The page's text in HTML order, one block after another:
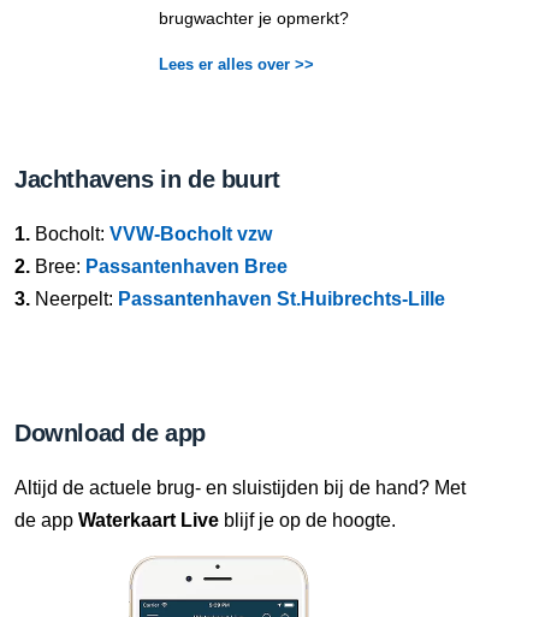
brugwachter je opmerkt?
Lees er alles over >>
Jachthavens in de buurt
1. Bocholt: VVW-Bocholt vzw
2. Bree: Passantenhaven Bree
3. Neerpelt: Passantenhaven St.Huibrechts-Lille
Download de app
Altijd de actuele brug- en sluistijden bij de hand? Met
de app Waterkaart Live blijf je op de hoogte.